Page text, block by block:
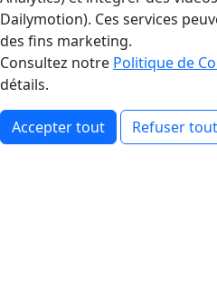
Dailymotion). Ces services
des fins marketing.
Consultez notre Politique de
détails.
Accepter tout Refuser tout